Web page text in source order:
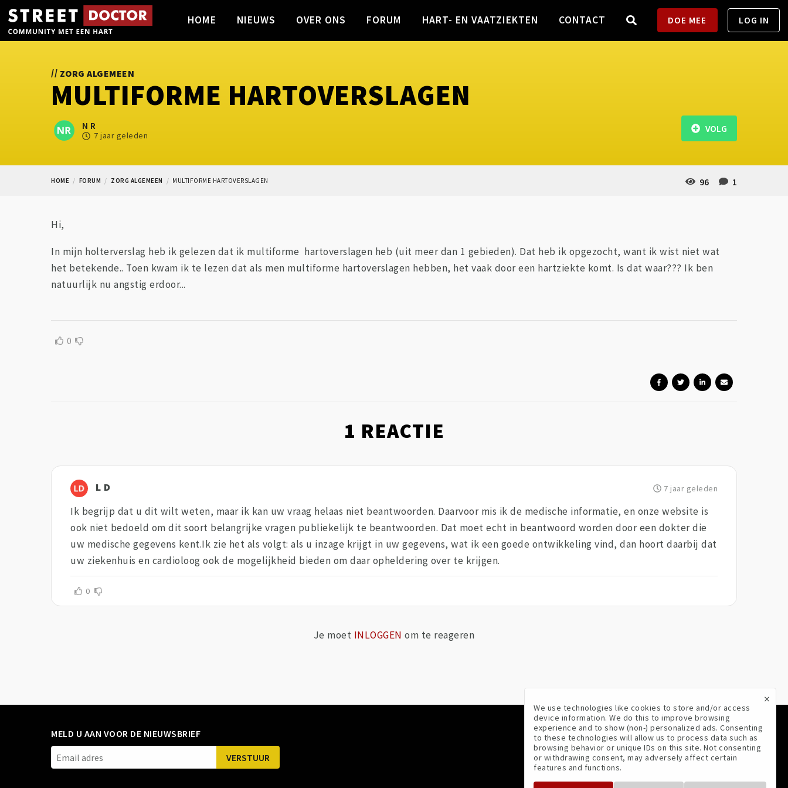
HOME NIEUWS OVER ONS FORUM HART- EN VAATZIEKTEN CONTACT DOE MEE LOG IN
// ZORG ALGEMEEN
MULTIFORME HARTOVERSLAGEN
N R
7 jaar geleden
96 1
VOLG
HOME FORUM ZORG ALGEMEEN MULTIFORME HARTOVERSLAGEN
Hi,
In mijn holterverslag heb ik gelezen dat ik multiforme hartoverslagen heb (uit meer dan 1 gebieden). Dat heb ik opgezocht, want ik wist niet wat
het betekende.. Toen kwam ik te lezen dat als men multiforme hartoverslagen hebben, het vaak door een hartziekte komt. Is dat waar??? Ik ben
natuurlijk nu angstig erdoor...
0
1 REACTIE
L D 7 jaar geleden
Ik begrijp dat u dit wilt weten, maar ik kan uw vraag helaas niet beantwoorden. Daarvoor mis ik de medische informatie, en onze website is
ook niet bedoeld om dit soort belangrijke vragen publiekelijk te beantwoorden. Dat moet echt in beantwoord worden door een dokter die
uw medische gegevens kent.Ik zie het als volgt: als u inzage krijgt in uw gegevens, wat ik een goede ontwikkeling vind, dan hoort daarbij dat
uw ziekenhuis en cardioloog ook de mogelijkheid bieden om daar opheldering over te krijgen.
0
Je moet INLOGGEN om te reageren
MELD U AAN VOOR DE NIEUWSBRIEF VOLG ONS
×
We use technologies like cookies to store and/or access
device information. We do this to improve browsing
experience and to show (non-) personalized ads. Consenting
to these technologies will allow us to process data such as
browsing behavior or unique IDs on this site. Not consenting
or withdrawing consent, may adversely affect certain
features and functions.